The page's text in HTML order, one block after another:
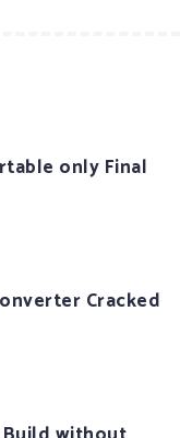
only Final
Cracked